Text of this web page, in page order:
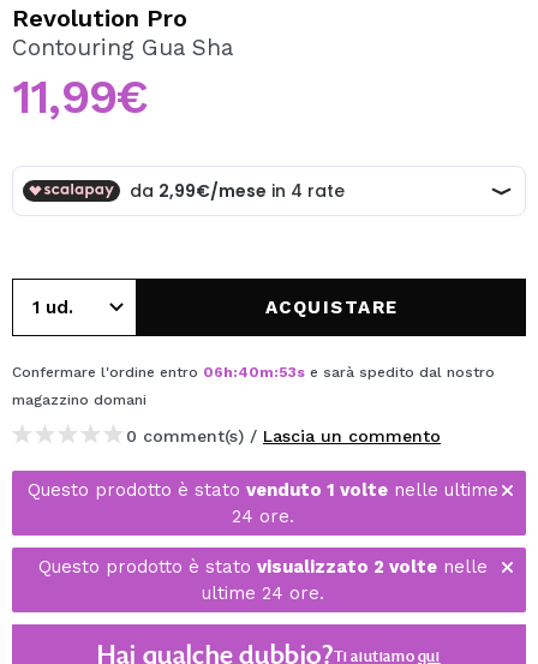
Creando un account su Maquibeauty.it potrai fare i tuoi
acquisti velocemente, controllare lo stato dei tuoi ordini e
consultare le tue operazioni precedenti.
CREARE UN ACCOUNT
Revolution Pro
Contouring Gua Sha
11,99€
ACQUISTARE
Confermare l'ordine entro 06h:40m:52s e sarà spedito dal nostro
magazzino domani
0 comment(s) / Lascia un commento
Questo prodotto è stato venduto 1 volte nelle ultime
24 ore.
Questo prodotto è stato visualizzato 2 volte nelle
ultime 24 ore.
Hai qualche dubbio?Ti aiutiamoqui